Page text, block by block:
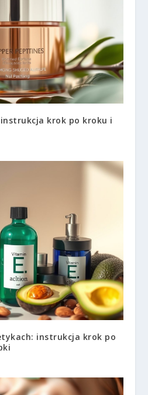
krok po kroku i
instrukcja krok po